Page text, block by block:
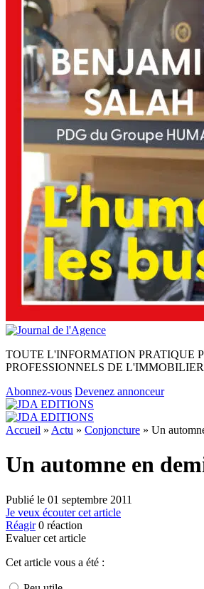
TOUTE L'INFORMATION PRATIQUE
PROFESSIONNELS DE L'IMMOBILIER
Abonnez-vous Devenez annonceur
Accueil » Actu » Conjoncture » Un
Un automne en
Publié le 01 septembre 2011
Je veux écouter cet article
Réagir 0 réaction
Evaluer cet article
Cet article vous a été :